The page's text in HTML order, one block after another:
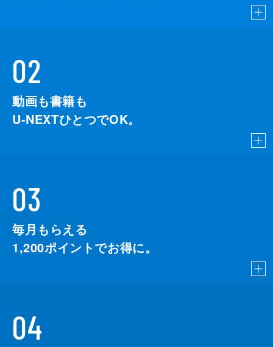
02
動画も書籍も
U-NEXTひとつでOK。
03
毎月もらえる
1,200ポイントでお得に。
04